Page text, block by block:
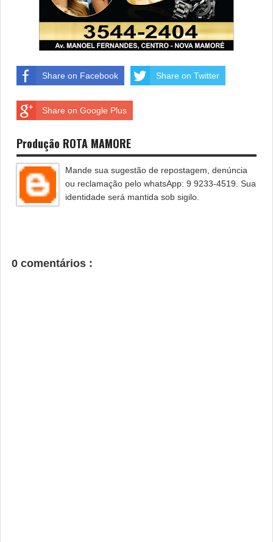
Share on Facebook Share on Twitter
Share on Google Plus
Produção ROTA MAMORE
Mande sua sugestão de repostagem, denúncia
ou reclamação pelo whatsApp: 9 9233-4519. Sua
identidade será mantida sob sigilo.
0 comentários :